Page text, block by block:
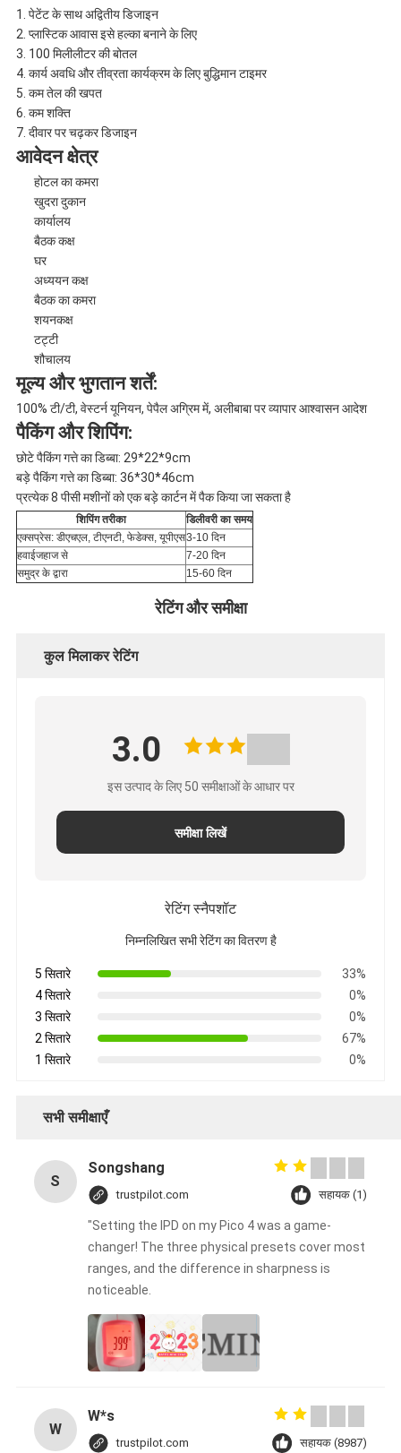
1. पेटेंट के साथ अद्वितीय डिजाइन
2. प्लास्टिक आवास इसे हल्का बनाने के लिए
3. 100 मिलीलीटर की बोतल
4. कार्य अवधि और तीव्रता कार्यक्रम के लिए बुद्धिमान टाइमर
5. कम तेल की खपत
6. कम शक्ति
7. दीवार पर चढ़कर डिजाइन
आवेदन क्षेत्र
होटल का कमरा
खुदरा दुकान
कार्यालय
बैठक कक्ष
घर
अध्ययन कक्ष
बैठक का कमरा
शयनकक्ष
टट्टी
शौचालय
मूल्य और भुगतान शर्तें:
100% टी/टी, वेस्टर्न यूनियन, पेपैल अग्रिम में, अलीबाबा पर व्यापार आश्वासन आदेश
पैकिंग और शिपिंग:
छोटे पैकिंग गत्ते का डिब्बा: 29*22*9cm
बड़े पैकिंग गत्ते का डिब्बा: 36*30*46cm
प्रत्येक 8 पीसी मशीनों को एक बड़े कार्टन में पैक किया जा सकता है
शिपिंग तरीका
डिलीवरी का समय
एक्सप्रेस: ​​डीएचएल, टीएनटी, फेडेक्स, यूपीएस3-10 दिन
हवाईजहाज से
7-20 दिन
समुद्र के द्वारा
15-60 दिन
रेटिंग और समीक्षा
कुल मिलाकर रेटिंग
3.0
इस उत्पाद के लिए 50 समीक्षाओं के आधार पर
समीक्षा लिखें
रेटिंग स्नैपशॉट
निम्नलिखित सभी रेटिंग का वितरण है
5 सितारे
33%
4 सितारे
0%
3 सितारे
0%
2 सितारे
67%
1 सितारे
0%
सभी समीक्षाएँ
S
Songshang
trustpilot.com सहायक (1)
"Setting the IPD on my Pico 4 was a game-
changer! The three physical presets cover most
ranges, and the difference in sharpness is
noticeable.
W
W*s
trustpilot.com सहायक (8987)